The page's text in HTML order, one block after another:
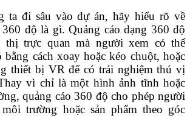
ta đi sâu vào dự án, hãy hiểu rõ về
360 độ là gì. Quảng cáo dạng 360 độ
trực quan mà người xem có thể
cách xoay hoặc kéo chuột, hoặc
thiết bị VR để có trải nghiệm thú vị
vì chỉ là một hình ảnh tĩnh hoặc
quảng cáo 360 độ cho phép người
trường hoặc sản phẩm theo góc